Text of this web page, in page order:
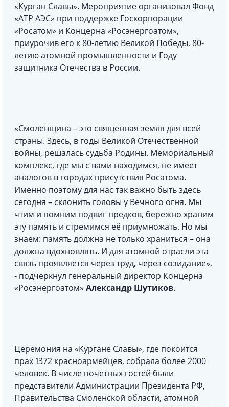
«Курган Славы». Мероприятие организовал Фонд
«АТР АЭС» при поддержке Госкорпорации
«Росатом» и Концерна «Росэнергоатом»,
приурочив его к 80-летию Великой Победы, 80-
летию атомной промышленности и Году
защитника Отечества в России.
«Смоленщина – это священная земля для всей
страны. Здесь, в годы Великой Отечественной
войны, решалась судьба Родины. Мемориальный
комплекс, где мы с вами находимся, не имеет
аналогов в городах присутствия Росатома.
Именно поэтому для нас так важно быть здесь
сегодня – склонить головы у Вечного огня. Мы
чтим и помним подвиг предков, бережно храним
эту память и стремимся её приумножать. Но мы
знаем: память должна не только храниться – она
должна вдохновлять. И для атомной отрасли эта
связь проявляется через труд, через созидание»,
- подчеркнул генеральный директор Концерна
«Росэнергоатом» Александр Шутиков.
Церемония на «Кургане Славы», где покоится
прах 1372 красноармейцев, собрала более 2000
человек. В числе почетных гостей были
представители Администрации Президента РФ,
Правительства Смоленской области, атомной